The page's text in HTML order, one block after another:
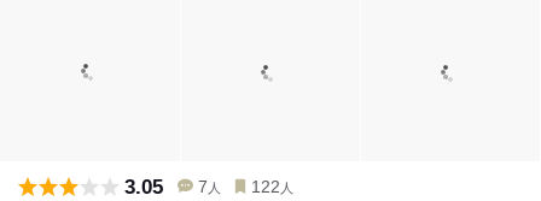
3.05 7 人 122 人